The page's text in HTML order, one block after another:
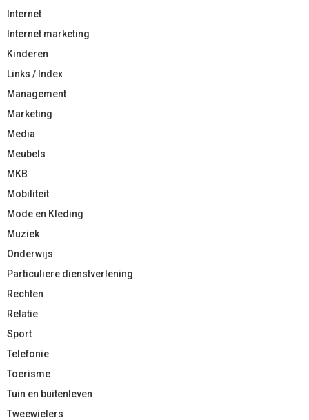
Internet
Internet marketing
Kinderen
Links / Index
Management
Marketing
Media
Meubels
MKB
Mobiliteit
Mode en Kleding
Muziek
Onderwijs
Particuliere dienstverlening
Rechten
Relatie
Sport
Telefonie
Toerisme
Tuin en buitenleven
Tweewielers